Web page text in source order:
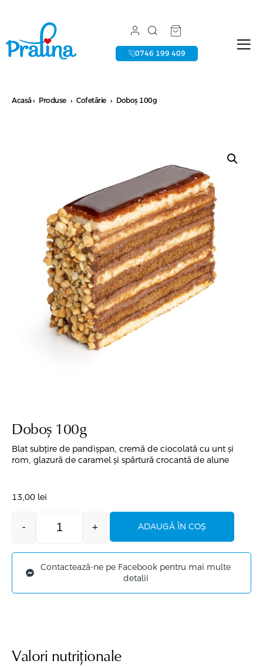
0746 199 409
Acasă› Produse › Cofetărie › Doboș 100g
Doboș 100g
Blat subțire de pandișpan, cremă de ciocolată cu unt și
rom, glazură de caramel și spărtură crocantă de alune
13,00 lei
- + ADAUGĂ ÎN COȘ
Contactează-ne pe Facebook pentru mai multe
detalii
Valori nutriționale